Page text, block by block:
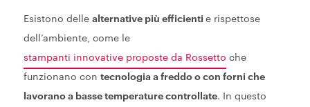
Esistono delle alternative più efficienti e rispettose
dell’ambiente, come le
stampanti innovative proposte da Rossetto che
funzionano con tecnologia a freddo o con forni che
lavorano a basse temperature controllate. In questo